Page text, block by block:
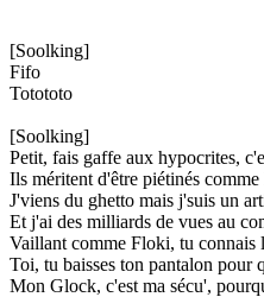
[Soolking]
Fifo
Totototo
[Soolking]
Petit, fais gaffe aux hypocrites,
Ils méritent d'être piétinés comme
J'viens du ghetto mais j'suis un
Et j'ai des milliards de vues au
Vaillant comme Floki, tu connais
Toi, tu baisses ton pantalon pour
Mon Glock, c'est ma sécu',